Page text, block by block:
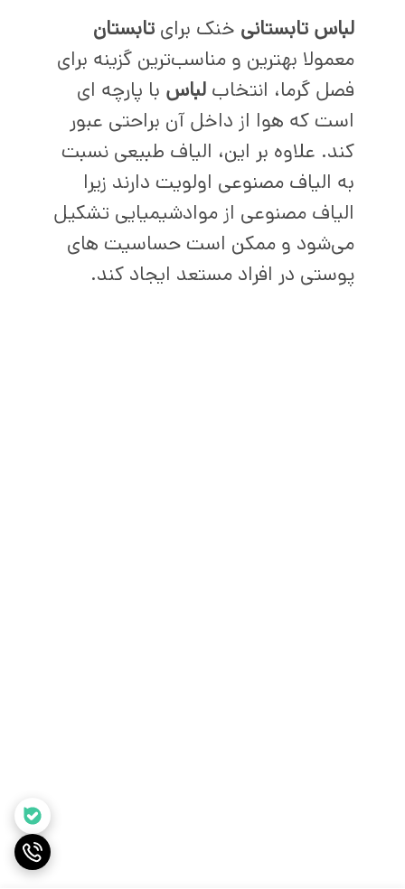
لباس تابستانی خنک برای تابستان
معمولا بهترین و مناسب‌ترین گزینه برای
فصل گرما، انتخاب لباس با پارچه ای
است که هوا از داخل آن براحتی عبور
کند. علاوه بر این، الیاف طبیعی نسبت
به الیاف مصنوعی اولویت دارند زیرا
الیاف مصنوعی از موادشیمیایی تشکیل
می‌شود و ممکن است حساسیت های
پوستی در افراد مستعد ایجاد کند.